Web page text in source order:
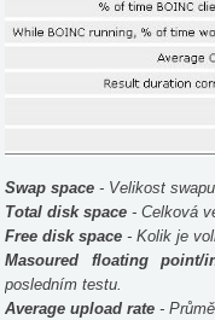
Swap space - Velikost swapu.
Total disk space - Celková
Free disk space - Kolik je
Masoured floating point/
posledním testu.
Average upload rate -